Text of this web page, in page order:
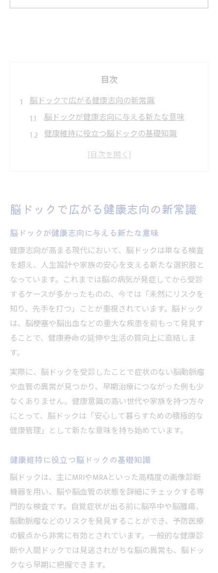
目次
脳ドックで広がる健康志向の新常識
脳ドックが健康志向に与える新たな意味
健康維持に役立つ脳ドックの基礎知識
未病対策として注目される脳ドックの利点
脳ドック受診が生活習慣改善の契機になる
理由
脳ドックで見える生活習慣病リスクの正体
生活習慣の見直しに脳ドックを活用する方
法
脳ドック受診後の生活習慣改善ポイント
脳ドックが促す毎日の健康意識の高め方
自覚症状ゼロでも脳ドックが重要な理由
症状がなくても脳ドック受診が必要な背景
自覚症状なしでも脳ドックで未来を守る
早期発見に役立つ脳ドックの重要性
脳ドックが安心感を与えるメカニズム
健康診断との違いを知り脳ドックを活かす
健康診断だけでは分からない脳ドックの役
割
脳ドックが特化する脳疾患リスクの見極め
方
健康診断を補う脳ドックの有効活用法
脳ドックが提供する専門的な安心感
家族を守るための脳ドック活用法
脳ドックで広がる健康志向の新常識
脳ドックが健康志向に与える新たな意味
健康志向が高まる現代において、脳ドックは単なる検査
を超え、人生設計や家族の安心を支える新たな選択肢と
なっています。これまでは脳の病気が発症してから受診
するケースが多かったものの、今では「未然にリスクを
知り、先手を打つ」ことが重視されています。脳ドック
は、脳梗塞や脳出血などの重大な疾患を前もって発見す
ることで、健康寿命の延伸や生活の質向上に直結しま
す。
実際に、脳ドックを受診したことで症状のない脳動脈瘤
や血管の異常が見つかり、早期治療につながった例も少
なくありません。健康意識の高い世代や家族を持つ方々
にとって、脳ドックは「安心して暮らすための積極的な
健康管理」として新たな意味を持ち始めています。
健康維持に役立つ脳ドックの基礎知識
脳ドックは、主にMRIやMRAといった高精度の画像診断
機器を用い、脳や脳血管の状態を詳細にチェックする専
門的な検査です。自覚症状が出る前に脳卒中や脳腫瘍、
脳動脈瘤などのリスクを発見することができ、予防医療
の観点から非常に有効とされています。一般的な健康診
断や人間ドックでは見逃されがちな脳の異常も、脳ドッ
クなら早期に把握できます。